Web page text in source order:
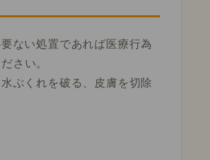
ない処置であれば医療行為
さい。
ぶくれを破る、皮膚を切除